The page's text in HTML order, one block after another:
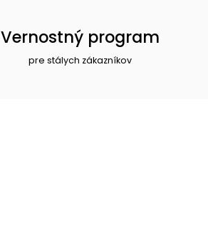
Vernostný program
pre stálych zákazníkov